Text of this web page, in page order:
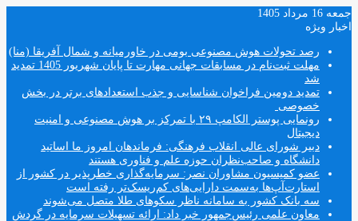
جمعه 16 مرداد 1405
اخبار ویژه
رصد تحولات هوش مصنوعی بومی در خاورمیانه و شمال آفریقا (منا)
مهلت ثبت‌نام در مسابقات جهانی مهارت تا پایان شهریور 1405 تمدید
شد
تمدید دومین فراخوان شناسایی و جذب استعدادهای برتر در بخش
خصوصی
رونمایی پوستر الکامپ ۲۹ با تمرکز بر هوش مصنوعی و امنیت
دیجیتال
دبیر شورای عالی انقلاب فرهنگی: فرماندهان امروز ما اساتید
دانشگاه و صاحب‌نظران حوزه علم و فناوری هستند
عضو کمیسیون مشاوران نصر: سرمایه‌گذاری خطرپذیر در کشور از
استارت‌آپ‌ها به‌سمت دارایی‌های کم‌ریسک‌تر رفته است
سه بانک کشور به سامانه ناظر سکوهای طلا متصل می‌شوند
معاون علمی رئیس‌جمهور خبر داد: ارائه تسهیلات سرمایه در گردش